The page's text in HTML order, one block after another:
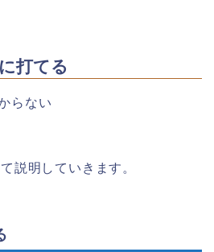
打てる
らない
説明していきます。